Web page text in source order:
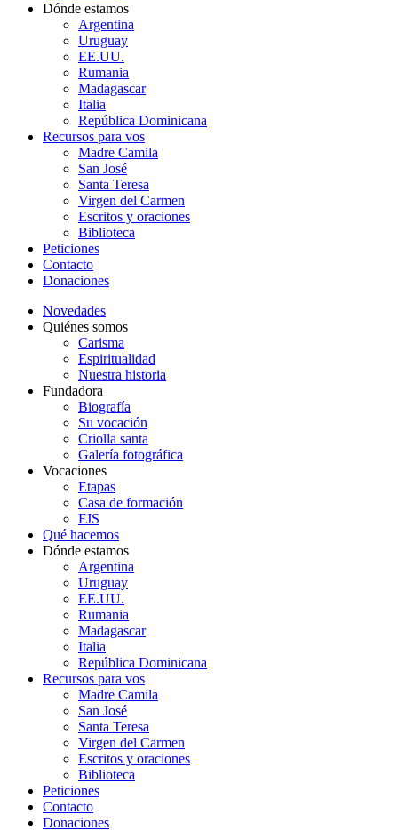
Dónde estamos
Argentina
Uruguay
EE.UU.
Rumania
Madagascar
Italia
República Dominicana
Recursos para vos
Madre Camila
San José
Santa Teresa
Virgen del Carmen
Escritos y oraciones
Biblioteca
Peticiones
Contacto
Donaciones
Novedades
Quiénes somos
Carisma
Espiritualidad
Nuestra historia
Fundadora
Biografía
Su vocación
Criolla santa
Galería fotográfica
Vocaciones
Etapas
Casa de formación
FJS
Qué hacemos
Dónde estamos
Argentina
Uruguay
EE.UU.
Rumania
Madagascar
Italia
República Dominicana
Recursos para vos
Madre Camila
San José
Santa Teresa
Virgen del Carmen
Escritos y oraciones
Biblioteca
Peticiones
Contacto
Donaciones